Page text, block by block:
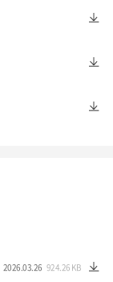
924.26 KB
2026.03.26